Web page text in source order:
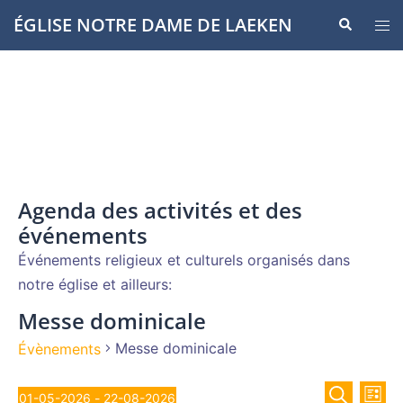
Aller
auÉGLISE NOTRE DAME DE LAEKEN
le
Agenda des activités et des
événements
Événements religieux et culturels organisés dans
notre église et ailleurs:
Messe dominicale
Évènements Messe dominicale
Évènements
01-05-2026 - 22-08-2026